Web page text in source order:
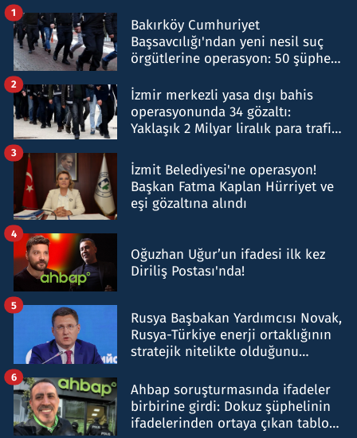
Bakırköy Cumhuriyet
Başsavcılığı'ndan yeni nesil suç
örgütlerine operasyon: 50 şüpheli
1
İzmir merkezli yasa dışı bahis
operasyonunda 34 gözaltı:
Yaklaşık 2 Milyar liralık para trafiği
2
İzmit Belediyesi'ne operasyon!
Başkan Fatma Kaplan Hürriyet ve
eşi gözaltına alındı
3
Oğuzhan Uğur’un ifadesi ilk kez
Diriliş Postası'nda!
4
Rusya Başbakan Yardımcısı Novak,
Rusya-Türkiye enerji ortaklığının
stratejik nitelikte olduğunu
5
Ahbap soruşturmasında ifadeler
birbirine girdi: Dokuz şüphelinin
ifadelerinden ortaya çıkan tablo
6